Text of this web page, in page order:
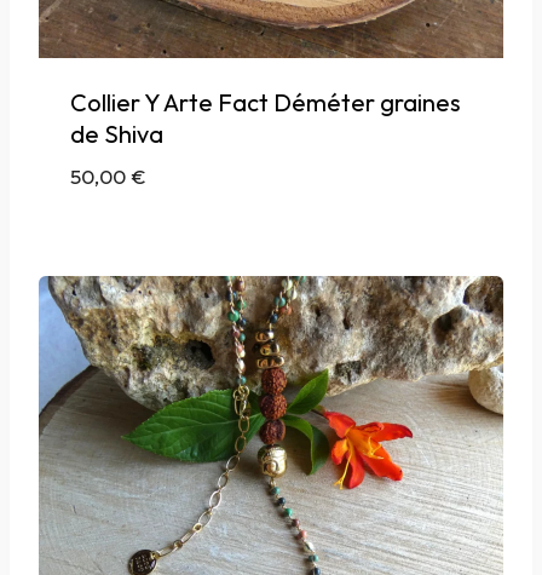
Collier Y Arte Fact Déméter graines
de Shiva
50,00€